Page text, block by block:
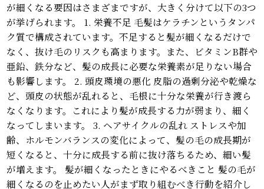
が細くなる要因はさまざまですが、大きく分けて以下の3つ
が挙げられます。 1. 栄養不足 毛髪はケラチンというタンパ
ク質で構成されています。不足すると髪が細くなるだけで
なく、抜け毛のリスクも高まります。また、ビタミンB群や
亜鉛、鉄分など、髪の成長に必要な栄養素が足りない場合
も影響します。 2. 頭皮環境の悪化 皮脂の過剰分泌や乾燥な
ど、頭皮の状態が乱れると、毛根に十分な栄養が行き渡ら
なくなります。これにより髪が成長する力が弱まり、細く
なってしまいます。 3. ヘアサイクルの乱れ ストレスや加
齢、ホルモンバランスの変化によって、髪の毛の成長期が
短くなると、十分に成長する前に抜け落ちるため、細い髪
が増えます。 髪が細くなったときにやるべきこと 髪の毛が
細くなるのを止めたい人がまず取り組むべき行動を紹介し